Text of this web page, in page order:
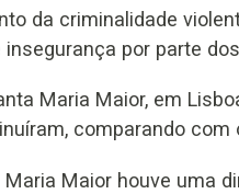
da criminalidade
por parte
Maria Maior, em
comparando
Maior houve uma